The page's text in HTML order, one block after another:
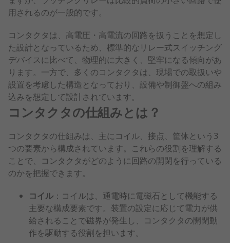
用されるのが一般的です。
コンタクタは、高電圧・高電流の回路を扱うことを想定し
た設計となっているため、標準的なリレー式スイッチング
デバイスに比べて、物理的に大きく、堅牢になる傾向があ
ります。一方で、多くのコンタクタは、現場での取扱いや
設置を考慮した構造となっており、設備や制御盤への組み
込みを想定して設計されています。
コンタクタの仕組みとは？
コンタクタの仕組みは、主にコイル、接点、筐体という3
つの要素から構成されています。これらの役割を理解する
ことで、コンタクタがどのように回路の開閉を行っている
のかを把握できます。
コイル：コイルは、通電時に電磁石として機能する
主要な構成要素です。装置の設定に応じて電力が供
給されることで磁界が発生し、コンタクタの開閉動
作を駆動する役割を担います。